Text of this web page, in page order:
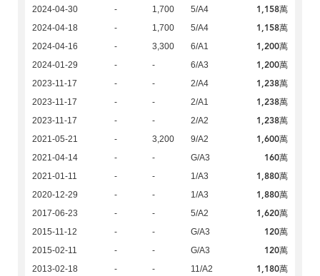
2024-04-30 - 1,700 5/A4 1,158萬
2024-04-18 - 1,700 5/A4 1,158萬
2024-04-16 - 3,300 6/A1 1,200萬
2024-01-29 - - 6/A3 1,200萬
2023-11-17 - - 2/A4 1,238萬
2023-11-17 - - 2/A1 1,238萬
2023-11-17 - - 2/A2 1,238萬
2021-05-21 - 3,200 9/A2 1,600萬
2021-04-14 - - G/A3 160萬
2021-01-11 - - 1/A3 1,880萬
2020-12-29 - - 1/A3 1,880萬
2017-06-23 - - 5/A2 1,620萬
2015-11-12 - - G/A3 120萬
2015-02-11 - - G/A3 120萬
2013-02-18 - - 11/A2 1,180萬